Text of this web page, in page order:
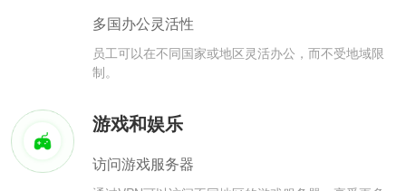
多国办公灵活性
员工可以在不同国家或地区灵活办公，而不受地域限
制。
游戏和娱乐
访问游戏服务器